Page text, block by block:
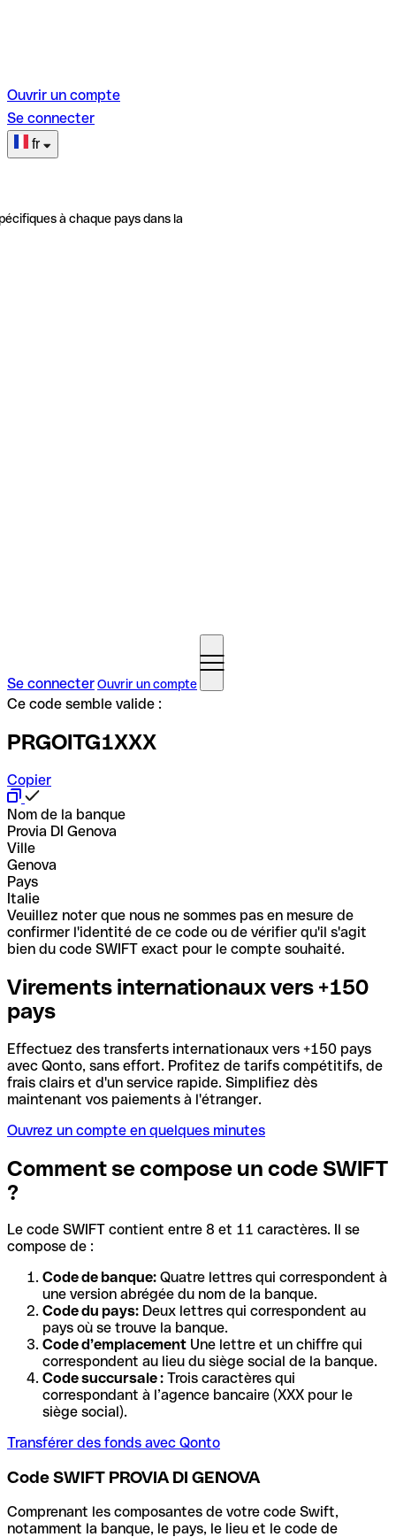
Ouvrir un compte
Se connecter
fr
à chaque pays dans la
Se connecterOuvrir un compte
Ce code semble valide :
PRGOITG1XXX
Copier
Nom de la banque
Provia DI Genova
Ville
Genova
Pays
Italie
Veuillez noter que nous ne sommes pas en mesure de
confirmer l'identité de ce code ou de vérifier qu'il s'agit
bien du code SWIFT exact pour le compte souhaité.
Virements internationaux vers +150
pays
Effectuez des transferts internationaux vers +150 pays
avec Qonto, sans effort. Profitez de tarifs compétitifs, de
frais clairs et d'un service rapide. Simplifiez dès
maintenant vos paiements à l'étranger.
Ouvrez un compte en quelques minutes
Comment se compose un code SWIFT
?
Le code SWIFT contient entre 8 et 11 caractères. Il se
compose de :
Code de banque: Quatre lettres qui correspondent à
une version abrégée du nom de la banque.
Code du pays: Deux lettres qui correspondent au
pays où se trouve la banque.
Code d’emplacement Une lettre et un chiffre qui
correspondent au lieu du siège social de la banque.
Code succursale : Trois caractères qui
correspondant à l’agence bancaire (XXX pour le
siège social).
Transférer des fonds avec Qonto
Code SWIFT PROVIA DI GENOVA
Comprenant les composantes de votre code Swift,
notamment la banque, le pays, le lieu et le code de